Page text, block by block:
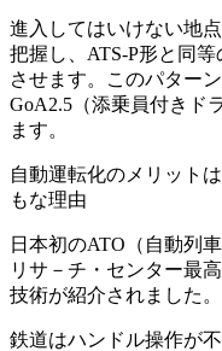
進入してはいけない地
把握し、ATS-P形と同
させます。このパター
GoA2.5（添乗員付きド
ます。
自動運転化のメリット
もな理由
日本初のATO（自動列
リサ－チ・センター最
技術が紹介されました。
鉄道はハンドル操作が